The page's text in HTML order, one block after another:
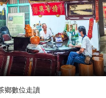
都符合政府衛生安全的規
品都會送HACCP檢驗，這
的企業的青睞。此外，正
送至國外，甚至都通過歐
足以證明正全優異的茶葉
知名品牌茶飲的同時，可
就是正全製茶廠精心製作的
鄉數位走讀